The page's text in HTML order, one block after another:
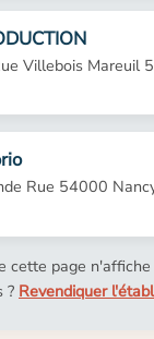
Villebois Mareuil
Rue 54000
cette page
? Revendiquer